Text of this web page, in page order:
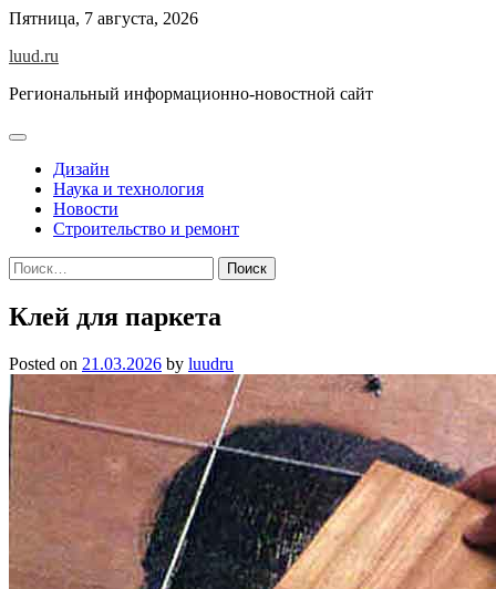
Skip
content
Пятница, 7 августа, 2026
luud.ru
Региональный информационно-новостной сайт
Дизайн
Наука и технология
Новости
Строительство и ремонт
Найти:
Клей для паркета
Posted on 21.03.2026 by luudru